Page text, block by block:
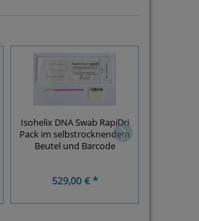
Isohelix DNA Swab RapiDri
Pack im selbstrocknendem
Beutel und Barcode
529,00 € *